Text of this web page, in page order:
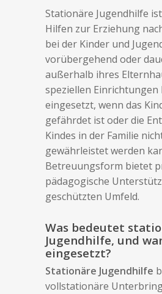
Stationäre Jugendhilfe
Hilfen zur Erziehung
bei der Kinder und
vorübergehend oder
außerhalb ihres
speziellen Einrichtungen
eingesetzt, wenn das
gefährdet ist oder die
Kindes in der Familie
gewährleistet werden
Betreuungsform bietet
pädagogische
geschützten Umfeld.
Was bedeutet
Jugendhilfe, und
eingesetzt?
Stationäre Jugendhilfe
vollstationäre